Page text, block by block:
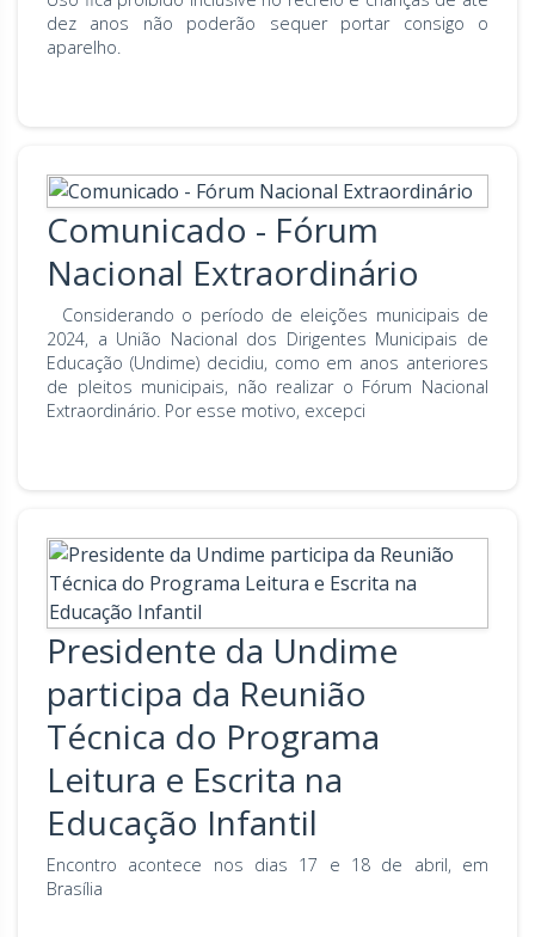
Santa Catarina São Paulo
dez anos não poderão sequer portar consigo o
aparelho.
Comunicado - Fórum
Nacional Extraordinário
Considerando o período de eleições municipais de
2024, a União Nacional dos Dirigentes Municipais de
Educação (Undime) decidiu, como em anos anteriores
de pleitos municipais, não realizar o Fórum Nacional
Extraordinário. Por esse motivo, excepci
Presidente da Undime
participa da Reunião
Técnica do Programa
Leitura e Escrita na
Educação Infantil
Encontro acontece nos dias 17 e 18 de abril, em
Brasília